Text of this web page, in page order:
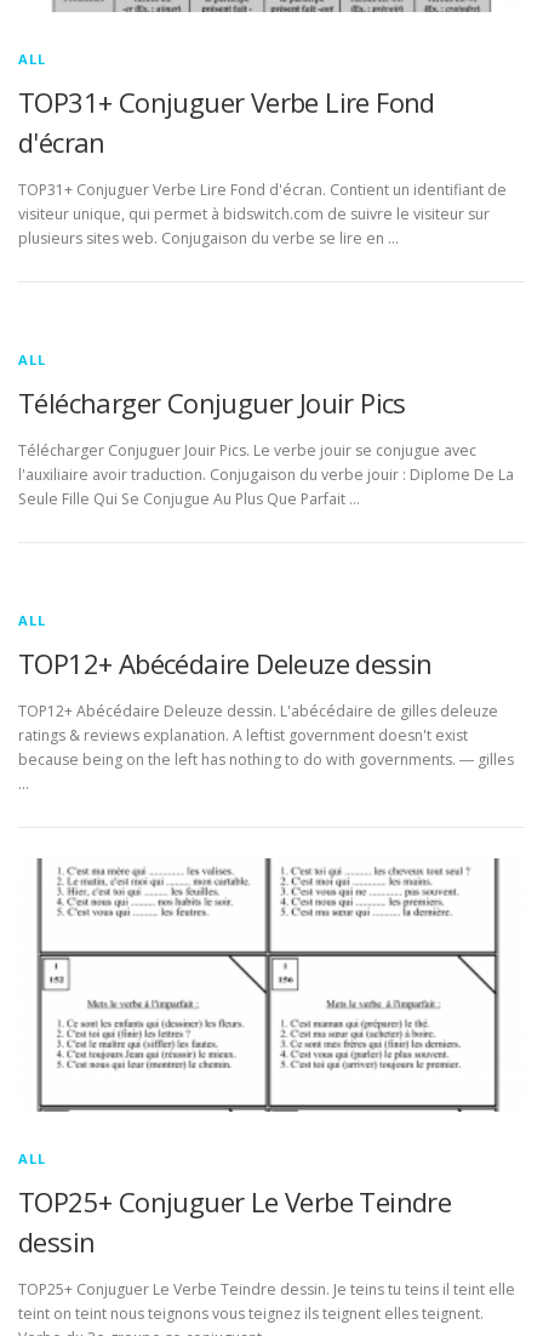
ALL
TOP31+ Conjuguer Verbe Lire Fond
d'écran
TOP31+ Conjuguer Verbe Lire Fond d'écran. Contient un identifiant de
visiteur unique, qui permet à bidswitch.com de suivre le visiteur sur
plusieurs sites web. Conjugaison du verbe se lire en …
ALL
Télécharger Conjuguer Jouir Pics
Télécharger Conjuguer Jouir Pics. Le verbe jouir se conjugue avec
l'auxiliaire avoir traduction. Conjugaison du verbe jouir : Diplome De La
Seule Fille Qui Se Conjugue Au Plus Que Parfait …
ALL
TOP12+ Abécédaire Deleuze dessin
TOP12+ Abécédaire Deleuze dessin. L'abécédaire de gilles deleuze
ratings & reviews explanation. A leftist government doesn't exist
because being on the left has nothing to do with governments. ― gilles
…
ALL
TOP25+ Conjuguer Le Verbe Teindre
dessin
TOP25+ Conjuguer Le Verbe Teindre dessin. Je teins tu teins il teint elle
teint on teint nous teignons vous teignez ils teignent elles teignent.